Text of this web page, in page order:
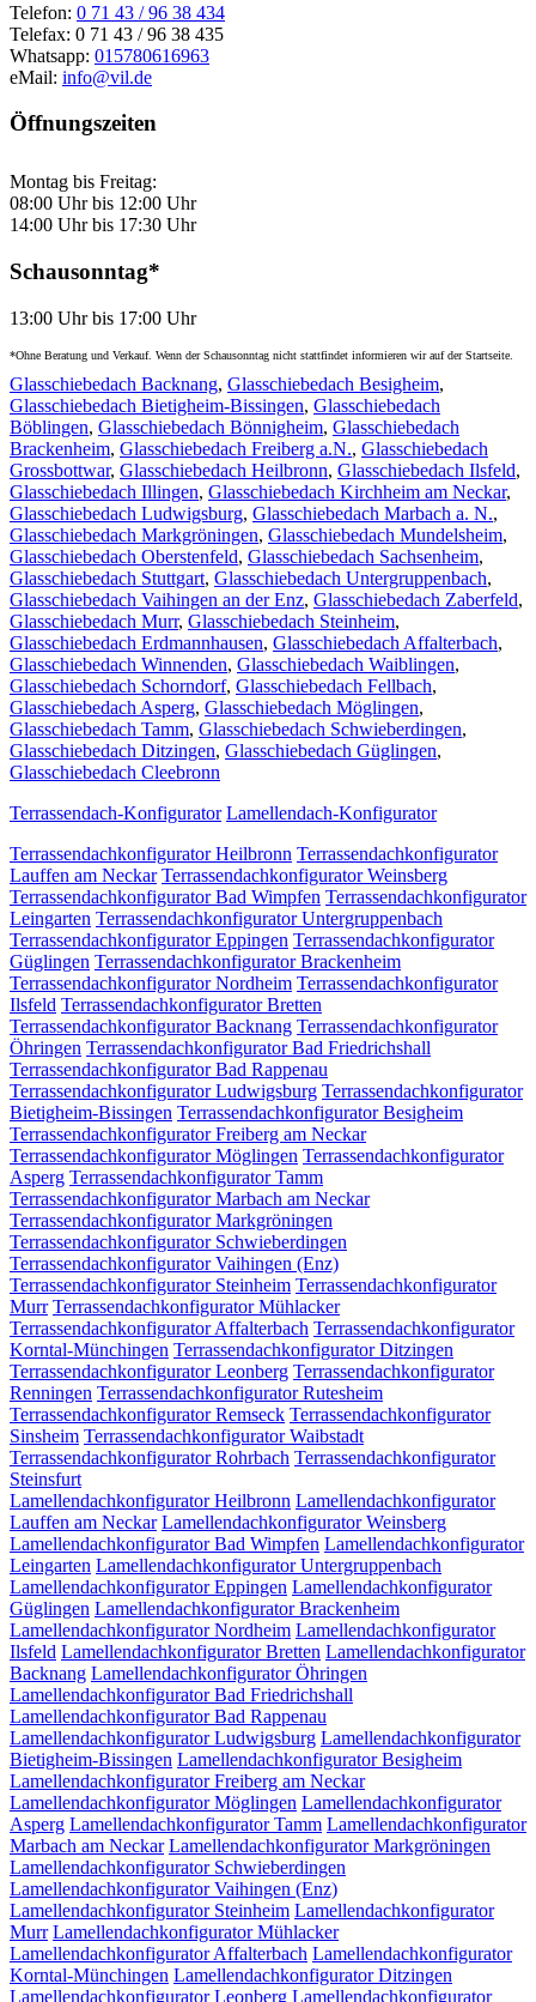
Telefon: 0 71 43 / 96 38 434
Telefax: 0 71 43 / 96 38 435
Whatsapp: 015780616963
eMail: info@vil.de
Öffnungszeiten
Montag bis Freitag:
08:00 Uhr bis 12:00 Uhr
14:00 Uhr bis 17:30 Uhr
Schausonntag*
13:00 Uhr bis 17:00 Uhr
*Ohne Beratung und Verkauf. Wenn der Schausonntag nicht stattfindet informieren wir auf der Startseite.
Glasschiebedach Backnang, Glasschiebedach Besigheim,
Glasschiebedach Bietigheim-Bissingen, Glasschiebedach
Böblingen, Glasschiebedach Bönnigheim, Glasschiebedach
Brackenheim, Glasschiebedach Freiberg a.N., Glasschiebedach
Grossbottwar, Glasschiebedach Heilbronn, Glasschiebedach Ilsfeld,
Glasschiebedach Illingen, Glasschiebedach Kirchheim am Neckar,
Glasschiebedach Ludwigsburg, Glasschiebedach Marbach a. N.,
Glasschiebedach Markgröningen, Glasschiebedach Mundelsheim,
Glasschiebedach Oberstenfeld, Glasschiebedach Sachsenheim,
Glasschiebedach Stuttgart, Glasschiebedach Untergruppenbach,
Glasschiebedach Vaihingen an der Enz, Glasschiebedach Zaberfeld,
Glasschiebedach Murr, Glasschiebedach Steinheim,
Glasschiebedach Erdmannhausen, Glasschiebedach Affalterbach,
Glasschiebedach Winnenden, Glasschiebedach Waiblingen,
Glasschiebedach Schorndorf, Glasschiebedach Fellbach,
Glasschiebedach Asperg, Glasschiebedach Möglingen,
Glasschiebedach Tamm, Glasschiebedach Schwieberdingen,
Glasschiebedach Ditzingen, Glasschiebedach Güglingen,
Glasschiebedach Cleebronn
Terrassendach-Konfigurator Lamellendach-Konfigurator
Terrassendachkonfigurator Heilbronn Terrassendachkonfigurator
Lauffen am Neckar Terrassendachkonfigurator Weinsberg
Terrassendachkonfigurator Bad Wimpfen Terrassendachkonfigurator
Leingarten Terrassendachkonfigurator Untergruppenbach
Terrassendachkonfigurator Eppingen Terrassendachkonfigurator
Güglingen Terrassendachkonfigurator Brackenheim
Terrassendachkonfigurator Nordheim Terrassendachkonfigurator
Ilsfeld Terrassendachkonfigurator Bretten
Terrassendachkonfigurator Backnang Terrassendachkonfigurator
Öhringen Terrassendachkonfigurator Bad Friedrichshall
Terrassendachkonfigurator Bad Rappenau
Terrassendachkonfigurator Ludwigsburg Terrassendachkonfigurator
Bietigheim-Bissingen Terrassendachkonfigurator Besigheim
Terrassendachkonfigurator Freiberg am Neckar
Terrassendachkonfigurator Möglingen Terrassendachkonfigurator
Asperg Terrassendachkonfigurator Tamm
Terrassendachkonfigurator Marbach am Neckar
Terrassendachkonfigurator Markgröningen
Terrassendachkonfigurator Schwieberdingen
Terrassendachkonfigurator Vaihingen (Enz)
Terrassendachkonfigurator Steinheim Terrassendachkonfigurator
Murr Terrassendachkonfigurator Mühlacker
Terrassendachkonfigurator Affalterbach Terrassendachkonfigurator
Korntal-Münchingen Terrassendachkonfigurator Ditzingen
Terrassendachkonfigurator Leonberg Terrassendachkonfigurator
Renningen Terrassendachkonfigurator Rutesheim
Terrassendachkonfigurator Remseck Terrassendachkonfigurator
Sinsheim Terrassendachkonfigurator Waibstadt
Terrassendachkonfigurator Rohrbach Terrassendachkonfigurator
Steinsfurt
Lamellendachkonfigurator Heilbronn Lamellendachkonfigurator
Lauffen am Neckar Lamellendachkonfigurator Weinsberg
Lamellendachkonfigurator Bad Wimpfen Lamellendachkonfigurator
Leingarten Lamellendachkonfigurator Untergruppenbach
Lamellendachkonfigurator Eppingen Lamellendachkonfigurator
Güglingen Lamellendachkonfigurator Brackenheim
Lamellendachkonfigurator Nordheim Lamellendachkonfigurator
Ilsfeld Lamellendachkonfigurator Bretten Lamellendachkonfigurator
Backnang Lamellendachkonfigurator Öhringen
Lamellendachkonfigurator Bad Friedrichshall
Lamellendachkonfigurator Bad Rappenau
Lamellendachkonfigurator Ludwigsburg Lamellendachkonfigurator
Bietigheim-Bissingen Lamellendachkonfigurator Besigheim
Lamellendachkonfigurator Freiberg am Neckar
Lamellendachkonfigurator Möglingen Lamellendachkonfigurator
Asperg Lamellendachkonfigurator Tamm Lamellendachkonfigurator
Marbach am Neckar Lamellendachkonfigurator Markgröningen
Lamellendachkonfigurator Schwieberdingen
Lamellendachkonfigurator Vaihingen (Enz)
Lamellendachkonfigurator Steinheim Lamellendachkonfigurator
Murr Lamellendachkonfigurator Mühlacker
Lamellendachkonfigurator Affalterbach Lamellendachkonfigurator
Korntal-Münchingen Lamellendachkonfigurator Ditzingen
Lamellendachkonfigurator Leonberg Lamellendachkonfigurator